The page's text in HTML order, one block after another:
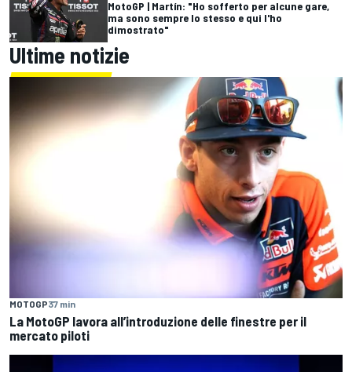
MotoGP | Martín: "Ho sofferto per alcune gare,
ma sono sempre lo stesso e qui l'ho
dimostrato"
Ultime notizie
MOTOGP37 min
La MotoGP lavora all’introduzione delle finestre per il
mercato piloti